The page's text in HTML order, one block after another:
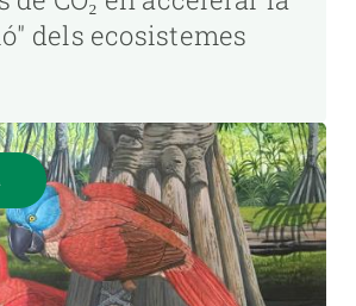
dels ecosistemes